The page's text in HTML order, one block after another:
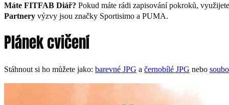
Máte FITFAB Diář? Pokud máte rádi zapisování pokroků,
Partnery výzvy jsou značky Sportisimo a PUMA.
Plánek cvičení
Stáhnout si ho můžete jako: barevné JPG a černobílé JPG nebo